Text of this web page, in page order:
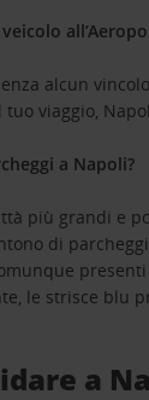
alcun
viaggio,
a Napoli?
più grandi e
di
le strisce blu
a